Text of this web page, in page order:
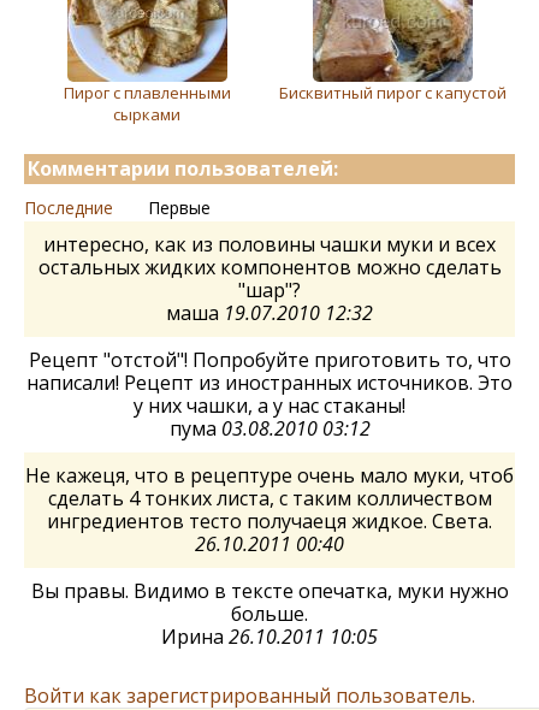
Пирог с плавленными
сырками
Бисквитный пирог с капустой
Комментарии пользователей:
Последние Первые
интересно, как из половины чашки муки и всех
остальных жидких компонентов можно сделать
"шар"?
маша 19.07.2010 12:32
Рецепт "отстой"! Попробуйте приготовить то, что
написали! Рецепт из иностранных источников. Это
у них чашки, а у нас стаканы!
пума 03.08.2010 03:12
Не кажеця, что в рецептуре очень мало муки, чтоб
сделать 4 тонкиx листа, с таким колличеством
ингредиентов тесто получаеця жидкое. Света.
26.10.2011 00:40
Вы правы. Видимо в тексте опечатка, муки нужно
больше.
Ирина 26.10.2011 10:05
Войти как зарегистрированный пользователь.